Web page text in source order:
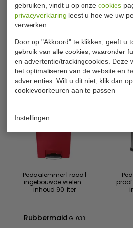
gebruiken, vindt u op onze cookies
privacyverklaring leest u hoe we uw
verwerken.
Door op "Akkoord" te klikken, geeft u
gebruik van alle cookies, waaronder
en advertentie/trackingcookies. Deze
het optimaliseren van de website en
advertenties. Wilt u dit niet, klik dan
cookievoorkeuren aan te passen.
Instellingen
Met pedaal aan de voorzijde
Polyethyleenhar
B x D x H
45,7 x 29,2 x
Inhoud
Kleur
Zwart
Is dit iets voor jou?
Pedaalemmer | rood |
ingebouwde wielen |
inhoud 90 liter
Rubbermaid GL038